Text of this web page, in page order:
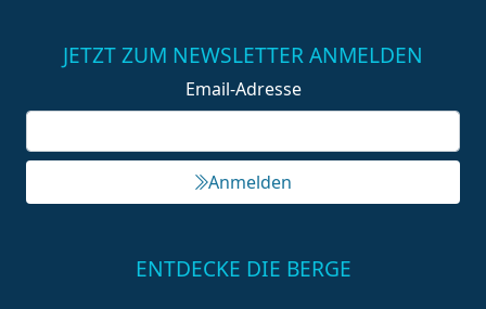
JETZT ZUM NEWSLETTER ANMELDEN
Email-Adresse
Anmelden
ENTDECKE DIE BERGE